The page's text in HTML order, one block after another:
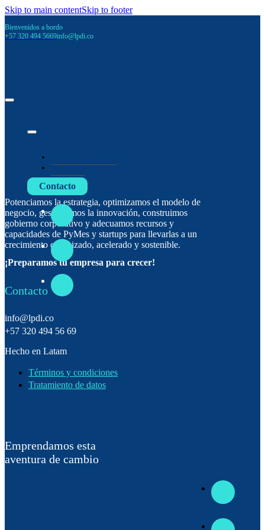
Skip to main contentSkip to footer
Bienvenidos a bordo
+57 320 494 5669info@lpdi.co
Nosotros
Contacto
Potenciamos la estrategia, optimizamos el modelo de
negocio, gestionamos la innovación, construimos
gobierno corporativo y adecuamos recursos y
capacidades de PyMes y startups para llevarlas a un
crecimiento organizado, acelerado y sostenible.
¡Preparamos tu empresa para crecer!
Contacto
info@lpdi.co
+57 320 494 56 69
Hecho en Latam
Términos y condiciones
Tratamiento de datos
Emprendamos esta
aventura de cambio